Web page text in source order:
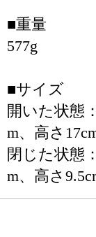
■重量
577g
■サイズ
開いた状態
m、高さ
閉じた状態
m、高さ